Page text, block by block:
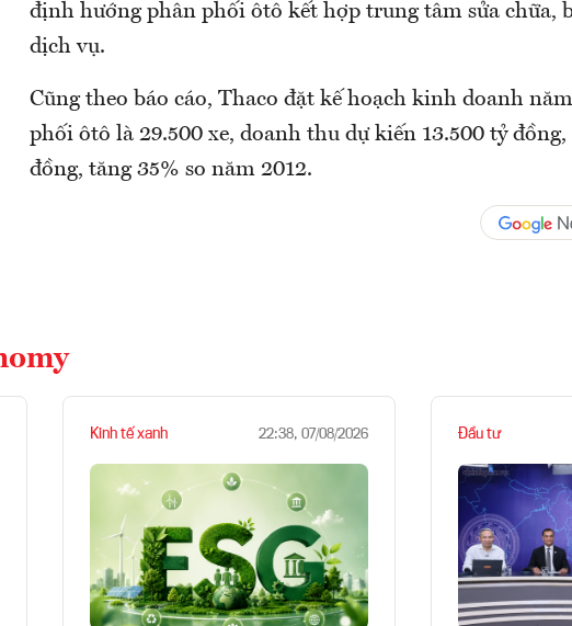
định hướng phân phối ôtô kết hợp trung tâm sửa chữa,
dịch vụ.
Cũng theo báo cáo, Thaco đặt kế hoạch kinh doanh
phối ôtô là 29.500 xe, doanh thu dự kiến 13.500 tỷ
đồng, tăng 35% so năm 2012.
Kinh tế xanh 22:38, 07/08/2026 Đầu tư